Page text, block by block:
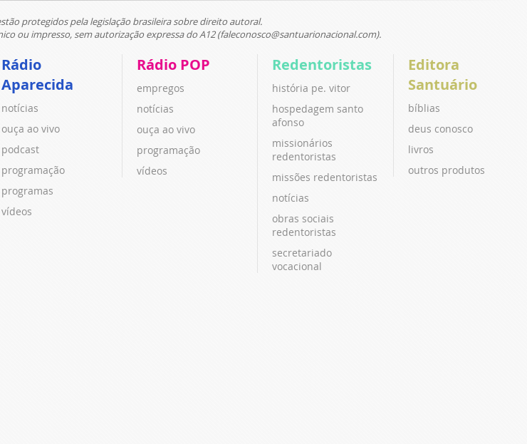
protegidos pela legislação brasileira sobre direito autoral.
ou impresso, sem autorização expressa do A12 (faleconosco@santuarionacional.com).
Rádio
Aparecida
notícias
ouça ao vivo
podcast
programação
programas
vídeos
Rádio POP
empregos
notícias
ouça ao vivo
programação
vídeos
Redentoristas
história pe. vitor
hospedagem santo
afonso
missionários
redentoristas
missões redentoristas
notícias
obras sociais
redentoristas
secretariado
vocacional
Editora
Santuário
bíblias
deus conosco
livros
outros produtos